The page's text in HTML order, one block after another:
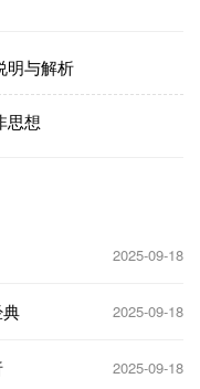
明与解析
思想
2025-09-18
2025-09-18
2025-09-18